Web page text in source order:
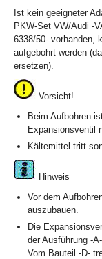
Ist kein geeigneter
PKW-Set VW/Audi -
6338/50- vorhanden,
aufgebohrt werden
ersetzen).
Vorsicht!
Beim Aufbohren
Expansionsventil
Kältemittel tritt
Hinweis
Vor dem
auszubauen.
Die
der Ausführung -
Vom Bauteil -D-